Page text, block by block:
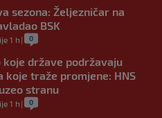
sezona: Željezničar na
BSK
1 h | 0
koje države podržavaju
koje traže promjene: HNS
stranu
1 h | 0